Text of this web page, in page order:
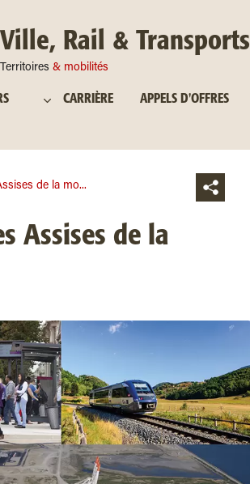
Ville, Rail & Transports
Territoires & mobilités
CARRIÈRE APPELS D'OFFRES
de la mo...
Assises de la